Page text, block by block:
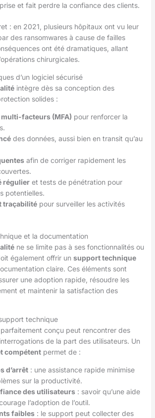
et fait perdre la confiance des clients.
: en 2021, plusieurs hôpitaux ont vu leur
des ransomwares à cause de failles
ont été dramatiques, allant
chirurgicales.
d’un logiciel sécurisé
intègre dès sa conception des
solides :
facteurs (MFA) pour renforcer la
des données, aussi bien en transit qu’au
afin de corriger rapidement les
régulieret tests de pénétration pour
potentielles.
traçabilitépour surveiller les activités
et la documentation
ne se limite pas à ses fonctionnalités ou
également offrir un support technique
claire. Ces éléments sont
une adoption rapide, résoudre les
et maintenir la satisfaction des
technique
conçu peut rencontrer des
de la part des utilisateurs. Un
compétentpermet de :
d’arrêt: une assistance rapide minimise
sur la productivité.
des utilisateurs: savoir qu’une aide
l’adoption de l’outil.
faibles: le support peut collecter des